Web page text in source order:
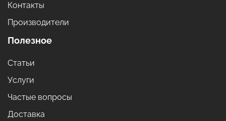
Контакты
Производители
Полезное
Статьи
Услуги
Частые вопросы
Доставка